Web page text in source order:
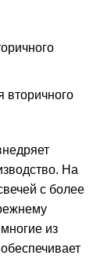
вторичного
На
с более
из